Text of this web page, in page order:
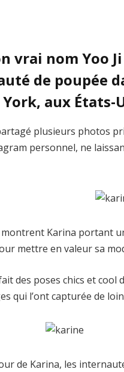
vrai nom Yoo
de poupée
aux États-
plusieurs photos
personnel, ne
Karina portant
mettre en valeur sa
des poses chics et cool
qui l’ont capturée de
de Karina, les